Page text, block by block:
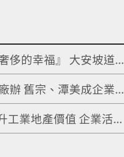
侈的幸福』 大安坡道...
辦 舊宗、潭美成企業...
工業地產價值 企業活...